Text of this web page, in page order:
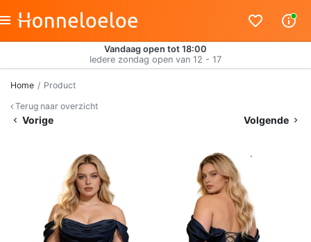
Vandaag open tot 18:00
Iedere zondag open van 12 - 17
Home
Product
Terug naar overzicht
Vorige Volgende